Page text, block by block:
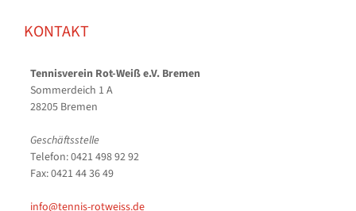
KONTAKT
Tennisverein Rot-Weiß e.V. Bremen
Sommerdeich 1 A
28205 Bremen
Geschäftsstelle
Telefon: 0421 498 92 92
Fax: 0421 44 36 49
info@tennis-rotweiss.de